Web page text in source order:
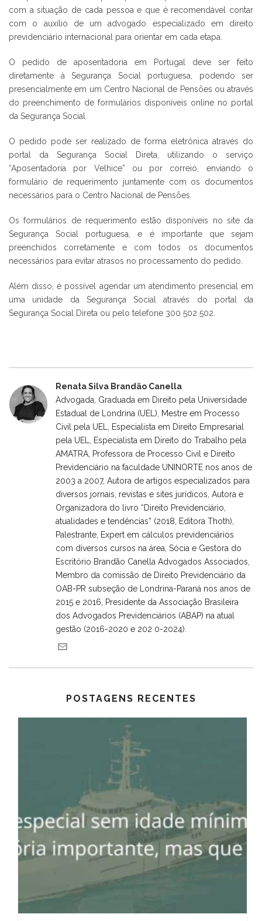
com a situação de cada pessoa e que é recomendável contar
com o auxílio de um advogado especializado em direito
previdenciário internacional para orientar em cada etapa.
O pedido de aposentadoria em Portugal deve ser feito
diretamente à Segurança Social portuguesa, podendo ser
presencialmente em um Centro Nacional de Pensões ou através
do preenchimento de formulários disponíveis online no portal
da Segurança Social.
O pedido pode ser realizado de forma eletrônica através do
portal da Segurança Social Direta, utilizando o serviço
“Aposentadoria por Velhice” ou por correio, enviando o
formulário de requerimento juntamente com os documentos
necessários para o Centro Nacional de Pensões.
Os formulários de requerimento estão disponíveis no site da
Segurança Social portuguesa, e é importante que sejam
preenchidos corretamente e com todos os documentos
necessários para evitar atrasos no processamento do pedido.
Além disso, é possível agendar um atendimento presencial em
uma unidade da Segurança Social através do portal da
Segurança Social Direta ou pelo telefone 300 502 502.
Renata Silva Brandão Canella
Advogada, Graduada em Direito pela Universidade
Estadual de Londrina (UEL), Mestre em Processo
Civil pela UEL, Especialista em Direito Empresarial
pela UEL, Especialista em Direito do Trabalho pela
AMATRA, Professora de Processo Civil e Direito
Previdenciário na faculdade UNINORTE nos anos de
2003 a 2007, Autora de artigos especializados para
diversos jornais, revistas e sites jurídicos, Autora e
Organizadora do livro “Direito Previdenciário,
atualidades e tendências” (2018, Editora Thoth),
Palestrante, Expert em cálculos previdenciários
com diversos cursos na área, Sócia e Gestora do
Escritório Brandão Canella Advogados Associados,
Membro da comissão de Direito Previdenciário da
OAB-PR subseção de Londrina-Paraná nos anos de
2015 e 2016, Presidente da Associação Brasileira
dos Advogados Previdenciários (ABAP) na atual
gestão (2016-2020 e 202 0-2024).
POSTAGENS RECENTES